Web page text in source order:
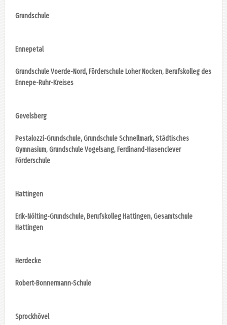
Grundschule
Ennepetal
Grundschule Voerde-Nord, Förderschule Loher Nocken, Berufskolleg des
Ennepe-Ruhr-Kreises
Gevelsberg
Pestalozzi-Grundschule, Grundschule Schnellmark, Städtisches
Gymnasium, Grundschule Vogelsang, Ferdinand-Hasenclever
Förderschule
Hattingen
Erik-Nölting-Grundschule, Berufskolleg Hattingen, Gesamtschule
Hattingen
Herdecke
Robert-Bonnermann-Schule
Sprockhövel